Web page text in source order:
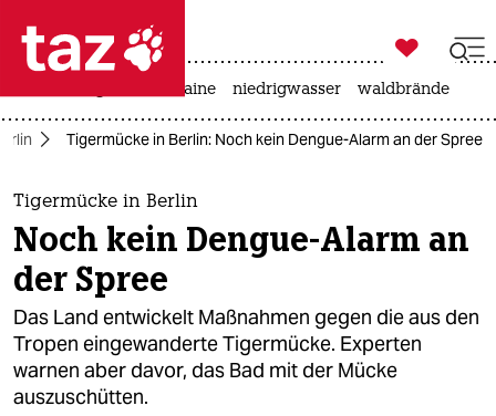
 taz zahl ich
taz zahl ich
themen
politik
öko
gesellschaft
kultur

taz zahl ich
krieg in der ukraine niedrigwasser waldbrände
Tigermücke in Berlin: Noch kein Dengue-Alarm an der Spree
Tigermücke in Berlin
Noch kein Dengue-Alarm an
der Spree
Das Land entwickelt Maßnahmen gegen die aus den
Tropen eingewanderte Tigermücke. Experten
warnen aber davor, das Bad mit der Mücke
auszuschütten.